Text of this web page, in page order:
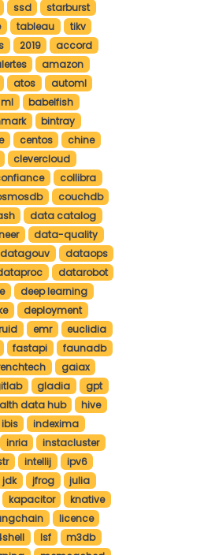
ssd
starburst
tableau
tikv
2019
accord
amazon
atos
automl
babelfish
bintray
centos
chine
clevercloud
collibra
couchdb
data catalog
data-quality
datagouv
dataops
datarobot
deep learning
deployment
emr
euclidia
fastapi
faunadb
gaiax
gladia
gpt
data hub
hive
ibis
indexima
inria
instacluster
intellij
ipv6
jdk jfrog
julia
kapacitor
knative
licence
lsf
m3db